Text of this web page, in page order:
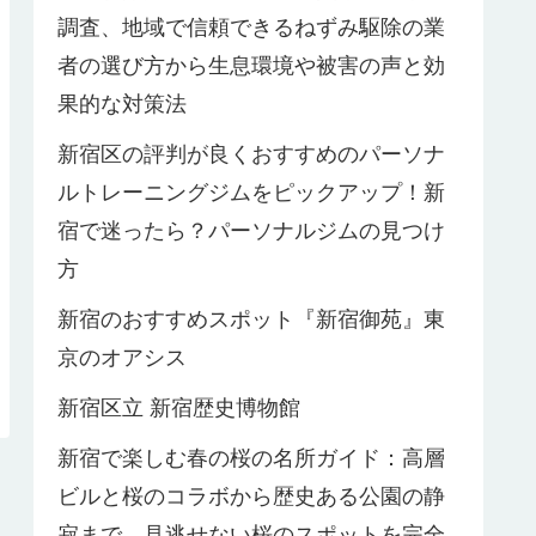
調査、地域で信頼できるねずみ駆除の業
者の選び方から生息環境や被害の声と効
果的な対策法
新宿区の評判が良くおすすめのパーソナ
ルトレーニングジムをピックアップ！新
宿で迷ったら？パーソナルジムの見つけ
方
新宿のおすすめスポット『新宿御苑』東
京のオアシス
新宿区立 新宿歴史博物館
新宿で楽しむ春の桜の名所ガイド：高層
ビルと桜のコラボから歴史ある公園の静